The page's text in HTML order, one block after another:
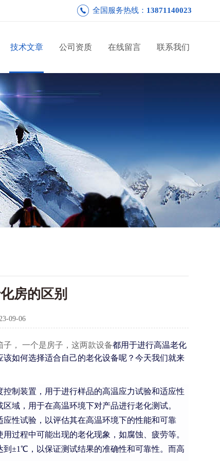
全国服务热线： 13871140023
技术文章 公司资质 在线留言 联系我们
房的区别
09-06
， 一个是房子，这两款设备都用于进行高温老化
如何选择适合自己的老化设备呢？今天我们就来
制装置，用于进行样品的高温应力试验和适应性
域，用于在高温环境下对产品进行老化测试。
性试验，以评估其在高温环境下的性能和可靠
过程中可能出现的老化现象，如腐蚀、疲劳等。
±1℃，以保证测试结果的准确性和可靠性。而高